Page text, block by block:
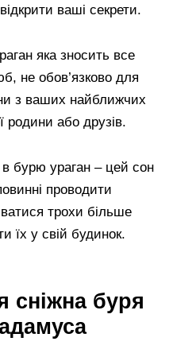
ваші секрети.
яка зносить все
не обов’язково для
з ваших найближчих
або друзів.
бурю ураган – цей сон
проводити
трохи більше
їх у свій будинок.
сніжна буря